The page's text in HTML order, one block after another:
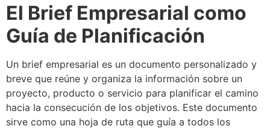
El Brief Empresarial como
Guía de Planificación
Un brief empresarial es un documento personalizado y
breve que reúne y organiza la información sobre un
proyecto, producto o servicio para planificar el camino
hacia la consecución de los objetivos. Este documento
sirve como una hoja de ruta que guía a todos los